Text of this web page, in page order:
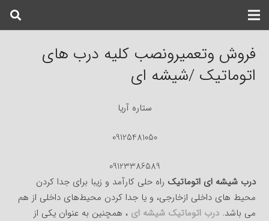
فروش وتعمیرونصب کلیه درب های
اتوماتیک /شیشه ای
ستاره آریا
09125481050
09123386589
درب شیشه ای اتوماتیک راه حلی کارآمد و زیبا برای جدا کردن
محیط های داخلی ازخارجی، و یا جدا کردن محیط‌های داخلی از هم
می باشد. درب اتوماتیک شیشه ای ، همچنین به عنوان یکی از